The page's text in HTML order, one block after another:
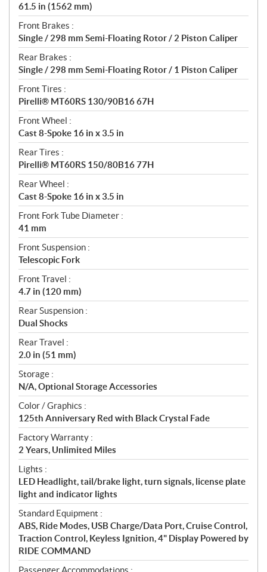
61.5 in (1562 mm)
Front Brakes :
Single / 298 mm Semi-Floating Rotor / 2 Piston Caliper
Rear Brakes :
Single / 298 mm Semi-Floating Rotor / 1 Piston Caliper
Front Tires :
Pirelli® MT60RS 130/90B16 67H
Front Wheel :
Cast 8-Spoke 16 in x 3.5 in
Rear Tires :
Pirelli® MT60RS 150/80B16 77H
Rear Wheel :
Cast 8-Spoke 16 in x 3.5 in
Front Fork Tube Diameter :
41 mm
Front Suspension :
Telescopic Fork
Front Travel :
4.7 in (120 mm)
Rear Suspension :
Dual Shocks
Rear Travel :
2.0 in (51 mm)
Storage :
N/A, Optional Storage Accessories
Color / Graphics :
125th Anniversary Red with Black Crystal Fade
Factory Warranty :
2 Years, Unlimited Miles
Lights :
LED Headlight, tail/brake light, turn signals, license plate
light and indicator lights
Standard Equipment :
ABS, Ride Modes, USB Charge/Data Port, Cruise Control,
Traction Control, Keyless Ignition, 4" Display Powered by
RIDE COMMAND
Passenger Accommodations :